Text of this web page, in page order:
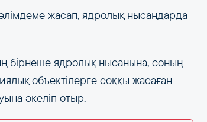
жасап, ядролық нысандарда
бірнеше ядролық нысанына, соның
объектілерге соққы жасаған
әкеліп отыр.